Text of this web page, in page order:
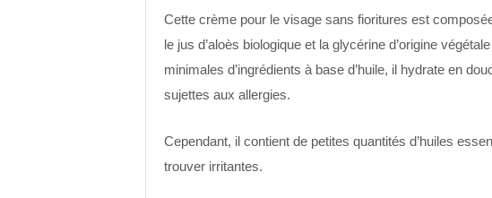
Cette crème pour le visage sans fioritures est
le jus d’aloès biologique et la glycérine d’origine
minimales d’ingrédients à base d’huile, il hydrate en
sujettes aux allergies.
Cependant, il contient de petites quantités d’huiles
trouver irritantes.